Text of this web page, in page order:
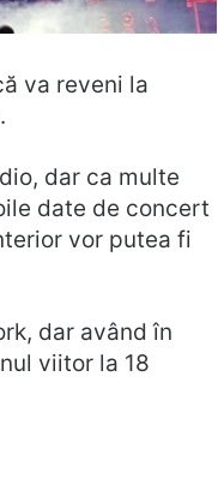
va reveni la
dar ca multe
date de concert
vor putea fi
dar având în
viitor la 18